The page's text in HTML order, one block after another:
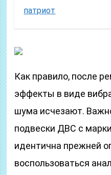
патриот
Как правило, после
эффекты в виде
шума исчезают.
подвески ДВС с
идентична прежней
воспользоваться